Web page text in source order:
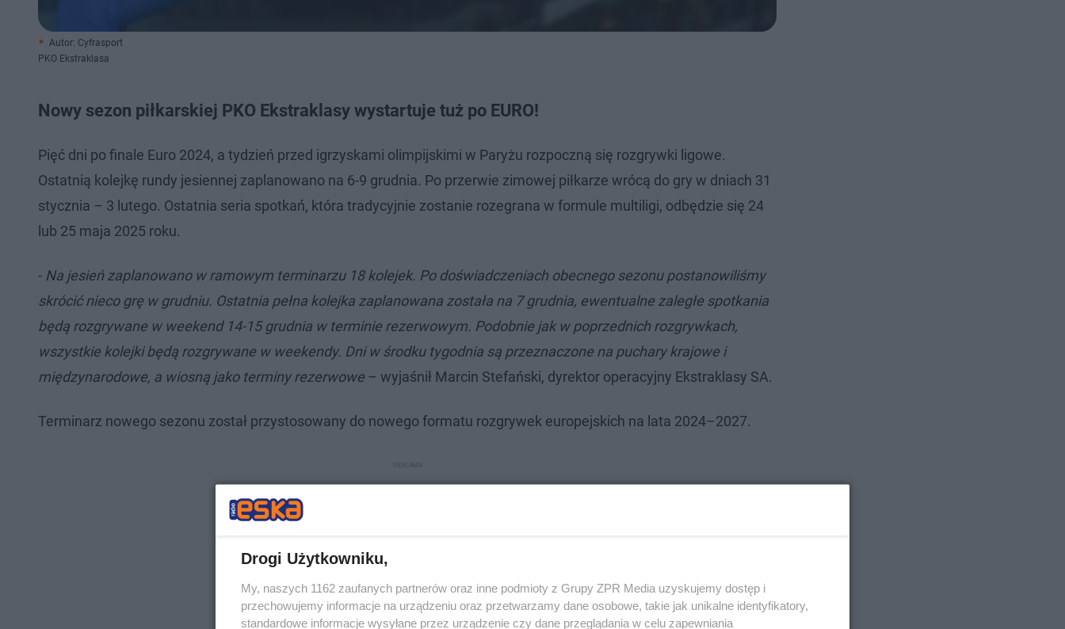
Autor: Cyfrasport
PKO Ekstraklasa
Nowy sezon piłkarskiej PKO Ekstraklasy wystartuje tuż po EURO!
Pięć dni po finale Euro 2024, a tydzień przed igrzyskami olimpijskimi w Paryżu rozpoczną się rozgrywki ligowe.
Ostatnią kolejkę rundy jesiennej zaplanowano na 6-9 grudnia. Po przerwie zimowej piłkarze wrócą do gry w dniach 31
stycznia – 3 lutego. Ostatnia seria spotkań, która tradycyjnie zostanie rozegrana w formule multiligi, odbędzie się 24
lub 25 maja 2025 roku.
- Na jesień zaplanowano w ramowym terminarzu 18 kolejek. Po doświadczeniach obecnego sezonu postanowiliśmy
skrócić nieco grę w grudniu. Ostatnia pełna kolejka zaplanowana została na 7 grudnia, ewentualne zaległe spotkania
będą rozgrywane w weekend 14-15 grudnia w terminie rezerwowym. Podobnie jak w poprzednich rozgrywkach,
wszystkie kolejki będą rozgrywane w weekendy. Dni w środku tygodnia są przeznaczone na puchary krajowe i
międzynarodowe, a wiosną jako terminy rezerwowe – wyjaśnił Marcin Stefański, dyrektor operacyjny Ekstraklasy SA.
Terminarz nowego sezonu został przystosowany do nowego formatu rozgrywek europejskich na lata 2024–2027.
Drogi Użytkowniku,
My, naszych 1162 zaufanych partnerów oraz inne podmioty z Grupy ZPR Media uzyskujemy dostęp i
przechowujemy informacje na urządzeniu oraz przetwarzamy dane osobowe, takie jak unikalne identyfikatory,
standardowe informacje wysyłane przez urządzenie czy dane przeglądania w celu zapewniania